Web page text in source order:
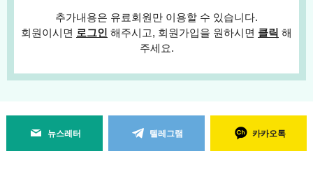
추가내용은 유료회원만 이용할 수 있습니다.
회원이시면 로그인 해주시고, 회원가입을 원하시면 클릭 해
주세요.
뉴스레터 텔레그램 카카오톡